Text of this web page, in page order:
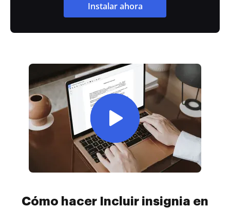
Instalar ahora
Cómo hacer Incluir insignia en